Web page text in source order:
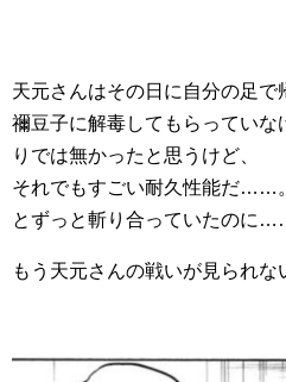
天元さんはその日に自分の足で
禰豆子に解毒してもらってい
りでは無かったと思うけど、
それでもすごい耐久性能だ……
とずっと斬り合っていたのに
もう天元さんの戦いが見られな